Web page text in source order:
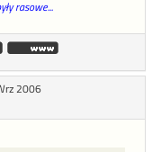
rasowe...
2006